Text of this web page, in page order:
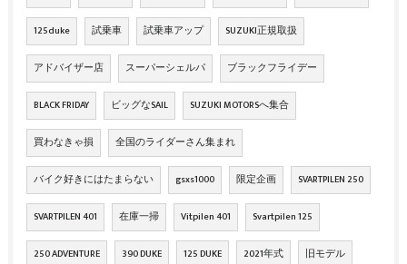
125duke 試乗車 試乗車アップ SUZUKI正規取扱
アドバイザー店 スーパーシェルパ ブラックフライデー
BLACK FRIDAY ビッグなSAIL SUZUKI MOTORSへ集合
買わなきゃ損 全国のライダーさん集まれ
バイク好きにはたまらない gsxs1000 限定企画 SVARTPILEN 250
SVARTPILEN 401 在庫一掃 Vitpilen 401 Svartpilen 125
250 ADVENTURE 390 DUKE 125 DUKE 2021年式 旧モデル